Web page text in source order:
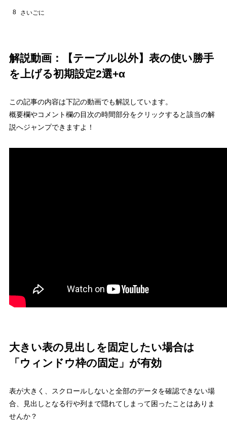
8 さいごに
解説動画：【テーブル以外】表の使い勝手
を上げる初期設定2選+α
この記事の内容は下記の動画でも解説しています。
概要欄やコメント欄の目次の時間部分をクリックすると該当の解
説へジャンプできますよ！
大きい表の見出しを固定したい場合は
「ウィンドウ枠の固定」が有効
表が大きく、スクロールしないと全部のデータを確認できない場
合、見出しとなる行や列まで隠れてしまって困ったことはありま
せんか？